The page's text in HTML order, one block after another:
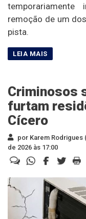
remoção de um
pista.
Criminosos
furtam
Cícero
por Karem Rodrigues
de 2026 às 17:00